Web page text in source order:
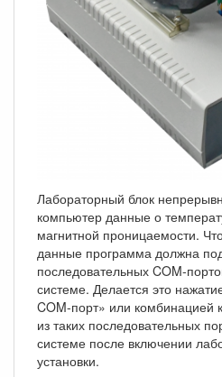
Лабораторный блок
компьютер данные о
магнитной проницаемости.
данные программа должна
последовательных COM-
системе. Делается это
COM-порт» или комбинацией
из таких последовательных
системе после включении
установки.